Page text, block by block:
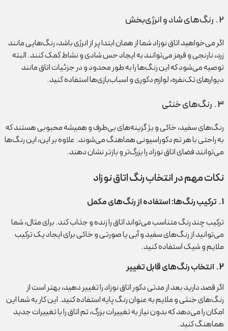
2 . رنگ‌های شاد و انرژی‌بخش
اگر می‌خواهید اتاق نوزاد شما از همان ابتدا پر از انرژی باشد، رنگ‌هایی مانند
زرد، نارنجی و قرمز می‌توانند به ایجاد حس شادی و نشاط کمک کنند. البته
توصیه می‌شود که این رنگ‌ها را به طور محدود و در جزئیات اتاق مانند
دیوارهای تک‌نفره، لوازم دکوری و اسباب‌بازی‌ها استفاده کنید.
3 . رنگ‌های خنثی
رنگ‌های سفید، خاکی و بژ گزینه‌های بی‌طرف و همیشه محبوبی هستند که
به راحتی با هر تم دکوراسیونی هماهنگ می‌شوند. علاوه بر این، این رنگ‌ها
می‌توانند فضای اتاق نوزاد را بزرگ‌تر و بازتر نشان دهند.
نکات مهم در انتخاب رنگ اتاق نوزاد
1
. ترکیب رنگ‌ها: استفاده از رنگ‌های مکمل
ترکیب چند رنگ متناسب می‌تواند اتاق را زنده و جذاب کند. برای مثال، شما
می‌توانید از رنگ‌های سفید و آبی یا صورتی و خاکی برای ایجاد یک ترکیب
ملایم و شیک استفاده کنید.
2
. انتخاب رنگ‌های قابل تغییر
اگر قصد دارید بعد از مدتی دکور اتاق نوزاد را تغییر دهید، بهتر است از
رنگ‌های خنثی و ملایم به عنوان رنگ پایه استفاده کنید. این کار به شما این
امکان را می‌دهد که بدون نیاز به تغییرات بزرگ، تم اتاق را با تغییرات جدید
هماهنگ کنید.